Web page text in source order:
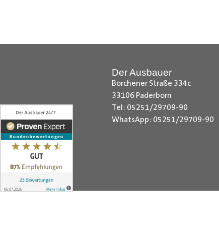
Der Ausbauer
Borchener Straße 334c
33106 Paderborn
Tel: 05251/29709-90
WhatsApp: 05251/29709-90